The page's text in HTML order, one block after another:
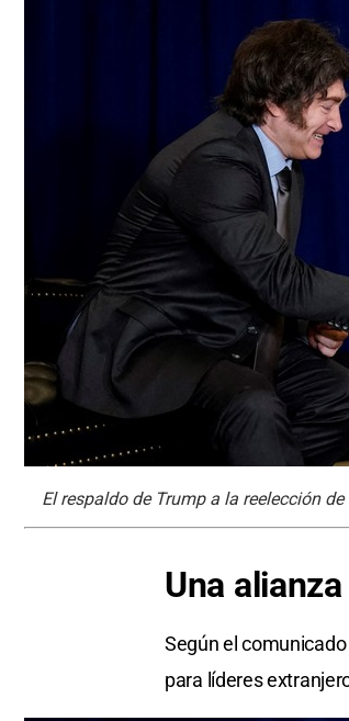
El respaldo de Trump a la reelección
Una
Según el
para líderes